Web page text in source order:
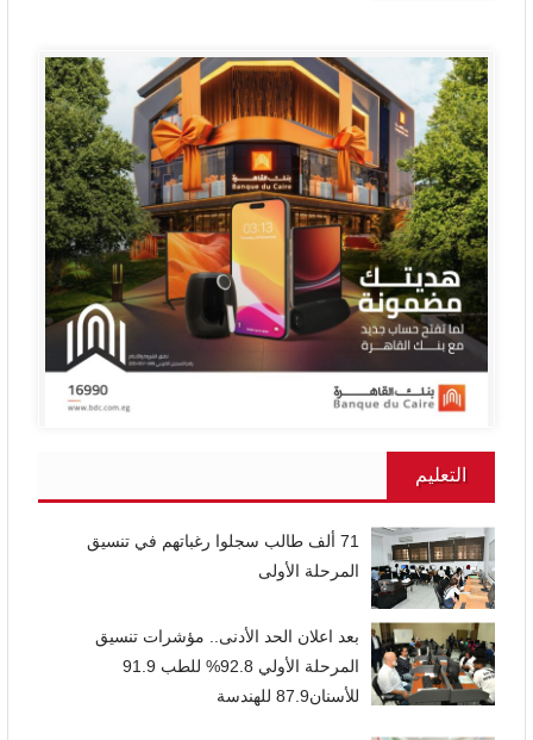
التعليم
71 ألف طالب سجلوا رغباتهم في تنسيق
المرحلة الأولى
بعد اعلان الحد الأدنى.. مؤشرات تنسيق
المرحلة الأولي 92.8% للطب 91.9
للأسنان87.9 للهندسة